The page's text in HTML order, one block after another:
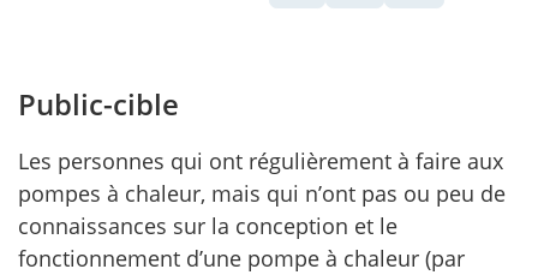
Public-cible
Les personnes qui ont régulièrement à faire aux
pompes à chaleur, mais qui n’ont pas ou peu de
connaissances sur la conception et le
fonctionnement d’une pompe à chaleur (par